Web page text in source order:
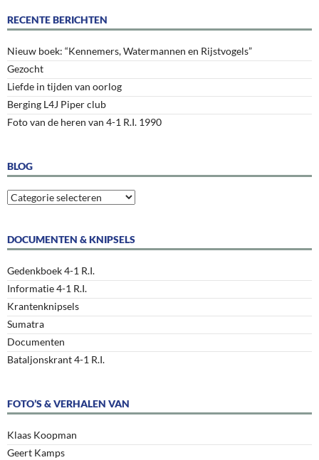
RECENTE BERICHTEN
Nieuw boek: “Kennemers, Watermannen en Rijstvogels”
Gezocht
Liefde in tijden van oorlog
Berging L4J Piper club
Foto van de heren van 4-1 R.I. 1990
BLOG
Blog
DOCUMENTEN & KNIPSELS
Gedenkboek 4-1 R.I.
Informatie 4-1 R.I.
Krantenknipsels
Sumatra
Documenten
Bataljonskrant 4-1 R.I.
FOTO’S & VERHALEN VAN
Klaas Koopman
Geert Kamps